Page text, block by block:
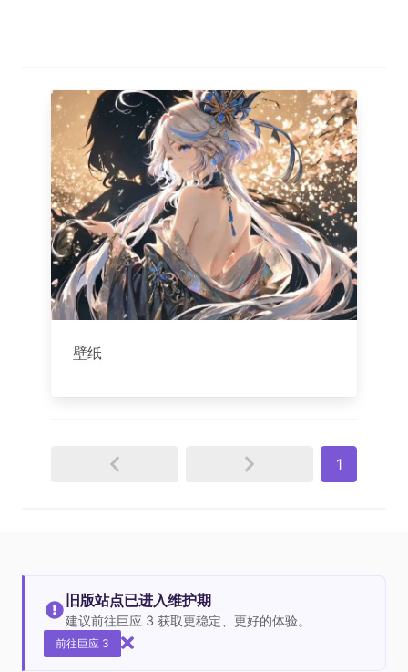
壁纸
1
旧版站点已进入维护期
建议前往巨应 3 获取更稳定、更好的体验。
前往巨应 3